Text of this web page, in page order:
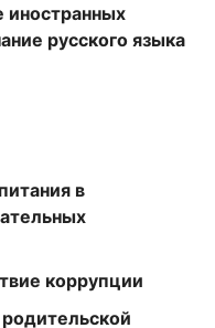
иностранных
русского языка
в
коррупции